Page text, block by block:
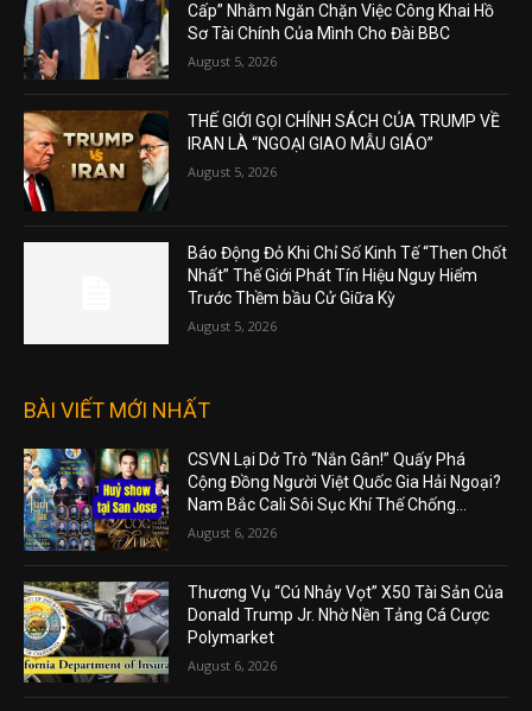
Cấp” Nhằm Ngăn Chặn Việc Công Khai Hồ
Sơ Tài Chính Của Mình Cho Đài BBC
August 5, 2026
THẾ GIỚI GỌI CHÍNH SÁCH CỦA TRUMP VỀ
IRAN LÀ “NGOẠI GIAO MẪU GIÁO”
August 5, 2026
Báo Động Đỏ Khi Chỉ Số Kinh Tế “Then Chốt
Nhất” Thế Giới Phát Tín Hiệu Nguy Hiểm
Trước Thềm bầu Cử Giữa Kỳ
August 5, 2026
BÀI VIẾT MỚI NHẤT
CSVN Lại Dở Trò “Nắn Gân!” Quấy Phá
Cộng Đồng Người Việt Quốc Gia Hải Ngoại?
Nam Bắc Cali Sôi Sục Khí Thế Chống...
August 6, 2026
Thương Vụ “Cú Nhảy Vọt” X50 Tài Sản Của
Donald Trump Jr. Nhờ Nền Tảng Cá Cược
Polymarket
August 6, 2026